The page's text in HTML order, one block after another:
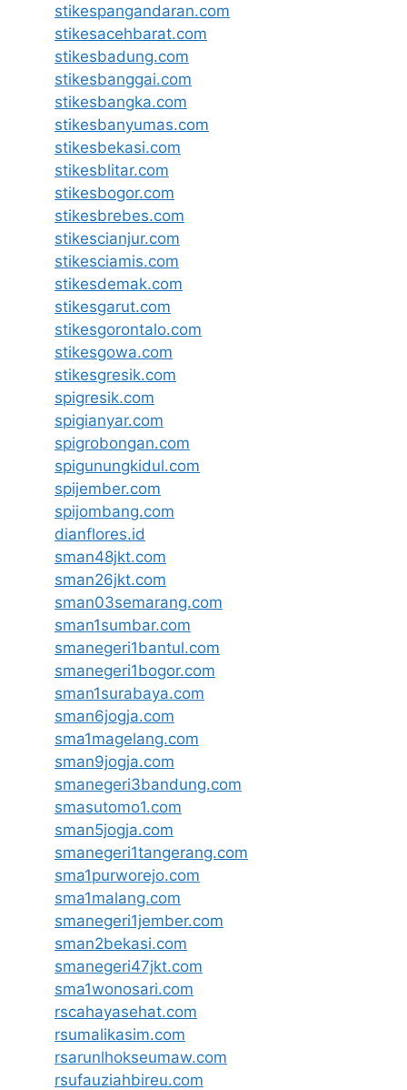
stikespangandaran.com
stikesacehbarat.com
stikesbadung.com
stikesbanggai.com
stikesbangka.com
stikesbanyumas.com
stikesbekasi.com
stikesblitar.com
stikesbogor.com
stikesbrebes.com
stikescianjur.com
stikesciamis.com
stikesdemak.com
stikesgarut.com
stikesgorontalo.com
stikesgowa.com
stikesgresik.com
spigresik.com
spigianyar.com
spigrobongan.com
spigunungkidul.com
spijember.com
spijombang.com
dianflores.id
sman48jkt.com
sman26jkt.com
sman03semarang.com
sman1sumbar.com
smanegeri1bantul.com
smanegeri1bogor.com
sman1surabaya.com
sman6jogja.com
sma1magelang.com
sman9jogja.com
smanegeri3bandung.com
smasutomo1.com
sman5jogja.com
smanegeri1tangerang.com
sma1purworejo.com
sma1malang.com
smanegeri1jember.com
sman2bekasi.com
smanegeri47jkt.com
sma1wonosari.com
rscahayasehat.com
rsumalikasim.com
rsarunlhokseumaw.com
rsufauziahbireu.com